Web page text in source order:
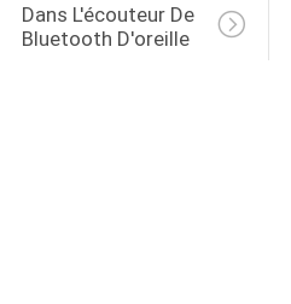
Dans L'écouteur De
Bluetooth D'oreille